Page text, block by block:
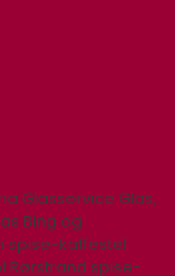
Glasservice Glas,
Bing og
spise-kaffestel
Rørstrand spise-